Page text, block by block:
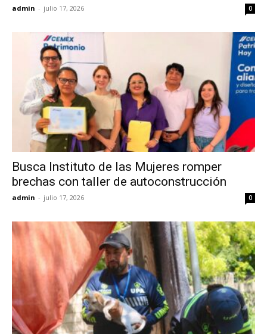
admin - julio 17, 2026 0
Busca Instituto de las Mujeres romper
brechas con taller de autoconstrucción
admin - julio 17, 2026 0